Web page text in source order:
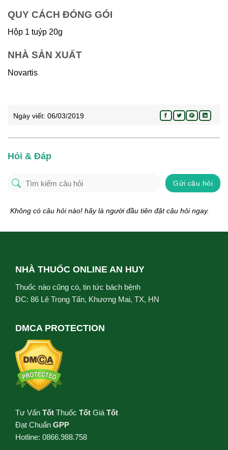
QUY CÁCH ĐÓNG GÓI
Hộp 1 tuýp 20g
NHÀ SẢN XUẤT
Novartis
Ngày viết: 06/03/2019
Hỏi & Đáp
Gửi câu hỏi
Không có câu hỏi nào! hãy là người đầu tiên đặt câu hỏi ngay.
NHÀ THUỐC ONLINE AN HUY
Thuốc nào cũng có, tin tức bách bệnh
ĐC: 86 Lê Trọng Tấn, Khương Mai, TX, HN
DMCA PROTECTION
Tư Vấn Tốt Thuốc Tốt Giá Tốt
Đạt Chuẩn GPP
Hotline: 0866.988.758